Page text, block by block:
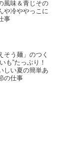
風味＆青じその
や冷ややっこに
事
そう麺」のつく
も”たっぷり！
しい夏の簡単あ
の仕事